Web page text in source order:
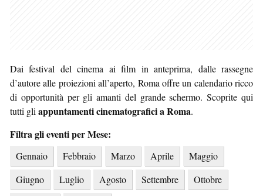
Dai festival del cinema ai film in anteprima, dalle rassegne
d’autore alle proiezioni all’aperto, Roma offre un calendario ricco
di opportunità per gli amanti del grande schermo. Scoprite qui
tutti gli appuntamenti cinematografici a Roma.
Filtra gli eventi per Mese:
Gennaio Febbraio Marzo Aprile
Maggio
Giugno
Luglio Agosto Settembre
Ottobre